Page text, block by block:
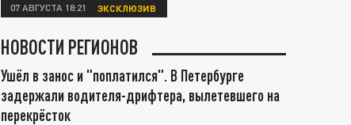
07 АВГУСТА 18:21 ЭКСКЛЮЗИВ
НОВОСТИ РЕГИОНОВ
Ушёл в занос и "поплатился". В Петербурге
задержали водителя-дрифтера, вылетевшего на
перекрёсток